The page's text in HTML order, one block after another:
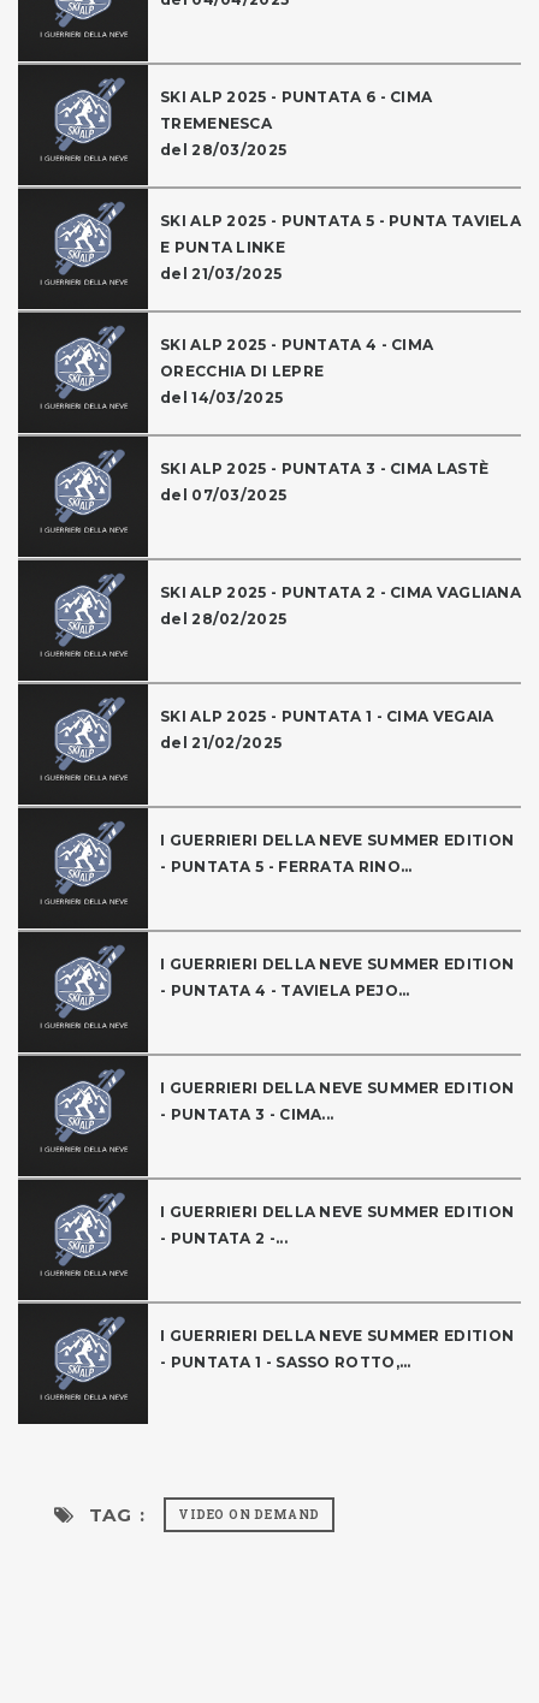
SKI ALP 2025 - PUNTATA 6 - CIMA
TREMENESCA
del 28/03/2025
SKI ALP 2025 - PUNTATA 5 - PUNTA TAVIELA
E PUNTA LINKE
del 21/03/2025
SKI ALP 2025 - PUNTATA 4 - CIMA
ORECCHIA DI LEPRE
del 14/03/2025
SKI ALP 2025 - PUNTATA 3 - CIMA LASTÈ
del 07/03/2025
SKI ALP 2025 - PUNTATA 2 - CIMA VAGLIANA
del 28/02/2025
SKI ALP 2025 - PUNTATA 1 - CIMA VEGAIA
del 21/02/2025
I GUERRIERI DELLA NEVE SUMMER EDITION
- PUNTATA 5 - FERRATA RINO...
I GUERRIERI DELLA NEVE SUMMER EDITION
- PUNTATA 4 - TAVIELA PEJO...
I GUERRIERI DELLA NEVE SUMMER EDITION
- PUNTATA 3 - CIMA...
I GUERRIERI DELLA NEVE SUMMER EDITION
- PUNTATA 2 -...
I GUERRIERI DELLA NEVE SUMMER EDITION
- PUNTATA 1 - SASSO ROTTO,...
TAG : VIDEO ON DEMAND